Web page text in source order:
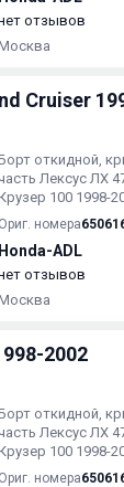
отзывов
Cruiser
откидной,
Лексус ЛХ
100 1998-
как на фото.
Ориг. номера
Honda-ADL
отзывов
2002
откидной,
Лексус ЛХ
100 1998-
как на фото.
Ориг. номера